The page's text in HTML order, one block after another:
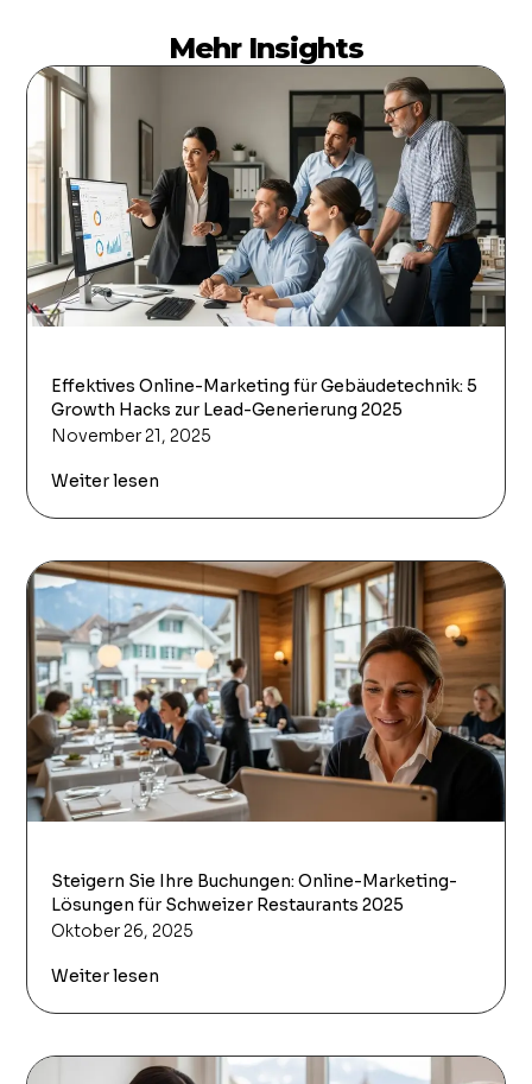
Mehr Insights
Effektives Online-Marketing für Gebäudetechnik: 5
Growth Hacks zur Lead-Generierung 2025
November 21, 2025
Weiter lesen
Steigern Sie Ihre Buchungen: Online-Marketing-
Lösungen für Schweizer Restaurants 2025
Oktober 26, 2025
Weiter lesen